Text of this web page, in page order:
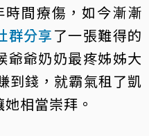
間療傷，如今漸漸
群分享了一張難得的
爺爺奶奶最疼姊姊大
到錢，就霸氣租了凱
相當崇拜。